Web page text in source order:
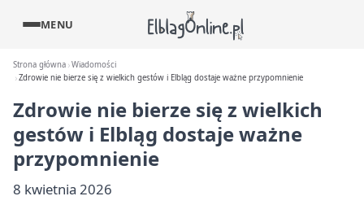
MENU
Strona główna Wiadomości
Zdrowie nie bierze się z wielkich gestów i Elbląg dostaje ważne przypomnienie
Zdrowie nie bierze się z wielkich
gestów i Elbląg dostaje ważne
przypomnienie
8 kwietnia 2026